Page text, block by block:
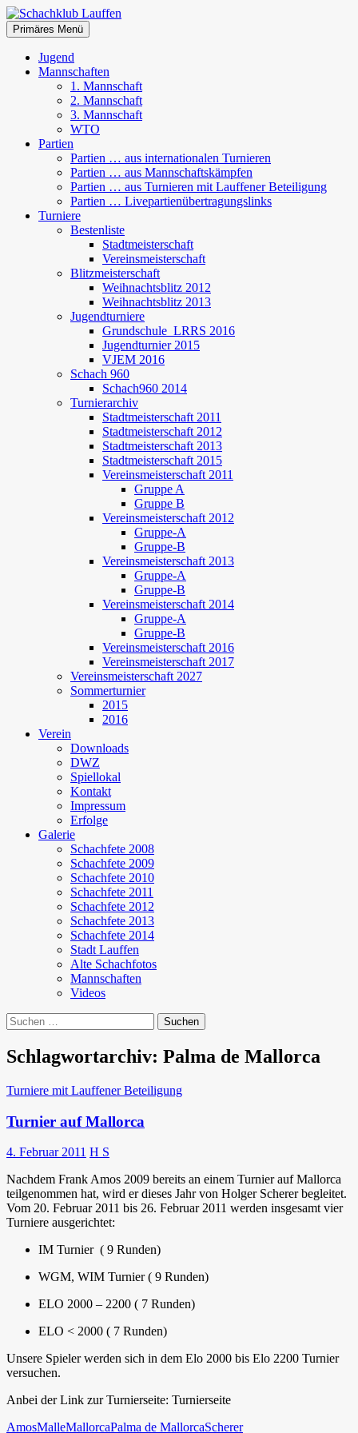
Zum
Inhalt
springen
Schachklub Lauffen
Suchen
Primäres Menü
Jugend
Mannschaften
1. Mannschaft
2. Mannschaft
3. Mannschaft
WTO
Partien
Partien … aus internationalen Turnieren
Partien … aus Mannschaftskämpfen
Partien … aus Turnieren mit Lauffener Beteiligung
Partien … Livepartienübertragungslinks
Turniere
Bestenliste
Stadtmeisterschaft
Vereinsmeisterschaft
Blitzmeisterschaft
Weihnachtsblitz 2012
Weihnachtsblitz 2013
Jugendturniere
Grundschule_LRRS 2016
Jugendturnier 2015
VJEM 2016
Schach 960
Schach960 2014
Turnierarchiv
Stadtmeisterschaft 2011
Stadtmeisterschaft 2012
Stadtmeisterschaft 2013
Stadtmeisterschaft 2015
Vereinsmeisterschaft 2011
Gruppe A
Gruppe B
Vereinsmeisterschaft 2012
Gruppe-A
Gruppe-B
Vereinsmeisterschaft 2013
Gruppe-A
Gruppe-B
Vereinsmeisterschaft 2014
Gruppe-A
Gruppe-B
Vereinsmeisterschaft 2016
Vereinsmeisterschaft 2017
Vereinsmeisterschaft 2027
Sommerturnier
2015
2016
Verein
Downloads
DWZ
Spiellokal
Kontakt
Impressum
Erfolge
Galerie
Schachfete 2008
Schachfete 2009
Schachfete 2010
Schachfete 2011
Schachfete 2012
Schachfete 2013
Schachfete 2014
Stadt Lauffen
Alte Schachfotos
Mannschaften
Videos
Suchen
nach:
Schlagwortarchiv: Palma de Mallorca
Turniere mit Lauffener Beteiligung
Turnier auf Mallorca
4. Februar 2011 H S
Nachdem Frank Amos 2009 bereits an einem Turnier auf Mallorca
teilgenommen hat, wird er dieses Jahr von Holger Scherer begleitet.
Vom 20. Februar 2011 bis 26. Februar 2011 werden insgesamt vier
Turniere ausgerichtet:
IM Turnier ( 9 Runden)
WGM, WIM Turnier ( 9 Runden)
ELO 2000 – 2200 ( 7 Runden)
ELO < 2000 ( 7 Runden)
Unsere Spieler werden sich in dem Elo 2000 bis Elo 2200 Turnier
versuchen.
Anbei der Link zur Turnierseite: Turnierseite
AmosMalleMallorcaPalma de MallorcaScherer